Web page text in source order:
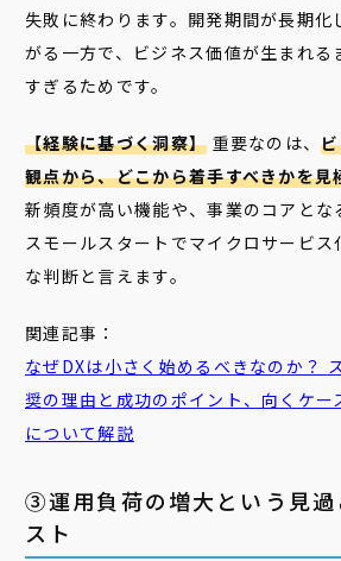
失敗に終わります。開発期間が長期化
がる一方で、ビジネス価値が生まれる
すぎるためです。
【経験に基づく洞察】 重要なのは、
観点から、どこから着手すべきかを見
新頻度が高い機能や、事業のコアとな
スモールスタートでマイクロサービス
な判断と言えます。
関連記事：
なぜDXは小さく始めるべきなのか？
奨の理由と成功のポイント、向くケー
について解説
③運用負荷の増大という見過
スト